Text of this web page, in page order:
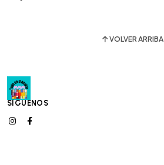
VOLVER ARRIBA
SÍGUENOS